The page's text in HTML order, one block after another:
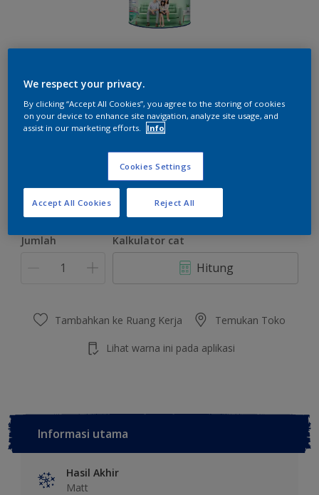
Vertigo
2.5 L
Jumlah Kalkulator cat
Hitung
Tambahkan ke Ruang Kerja Temukan Toko
Lihat warna ini pada aplikasi
Informasi utama
Hasil Akhir
Matt
We respect your privacy.
By clicking “Accept All Cookies”, you agree to the storing of cookies
on your device to enhance site navigation, analyze site usage, and
assist in our marketing efforts.
Info
Cookies Settings
Reject All
Accept All Cookies